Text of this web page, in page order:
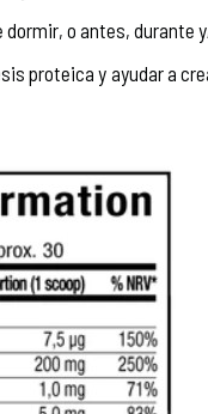
o antes, durante
proteica y ayudar a